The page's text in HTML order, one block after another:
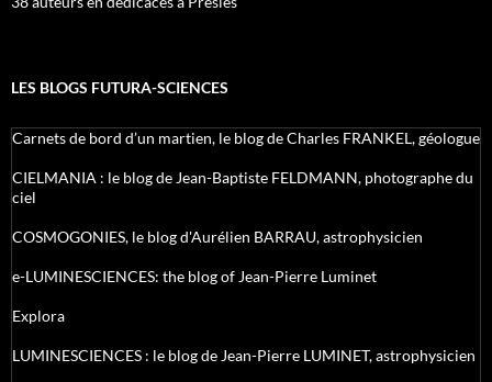
LES BLOGS FUTURA-SCIENCES
Carnets de bord d’un martien, le blog de Charles FRANKEL, géologue
CIELMANIA : le blog de Jean-Baptiste FELDMANN, photographe du
ciel
COSMOGONIES, le blog d'Aurélien BARRAU, astrophysicien
e-LUMINESCIENCES: the blog of Jean-Pierre Luminet
Explora
LUMINESCIENCES : le blog de Jean-Pierre LUMINET, astrophysicien